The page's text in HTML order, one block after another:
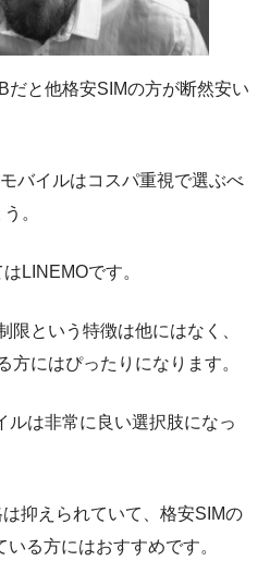
だと他格安SIMの方が断然安い
バイルはコスパ重視で選ぶべ
。
LINEMOです。
限という特徴は他にはなく、
方にはぴったりになります。
ルは非常に良い選択肢になっ
抑えられていて、格安SIMの
る方にはおすすめです。